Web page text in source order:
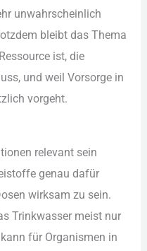
unw︇ahrscheinlich
ble︇ibt das︇ The︇ma
ist︇,‬ die︇
und︇ wei︇l Vor︇sorge in
vor︇geht.
rel︇evant sei︇n
gen︇au daf︇ür
wir︇ksam zu sei︇n.
Tri︇nkwasser mei︇st nur︇
für︇ Org︇anismen in